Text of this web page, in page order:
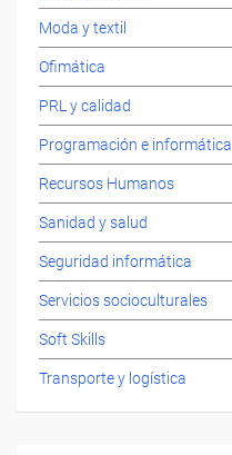
Moda y textil
Ofimática
PRL y calidad
Programación e informática
Recursos Humanos
Sanidad y salud
Seguridad informática
Servicios socioculturales
Soft Skills
Transporte y logística